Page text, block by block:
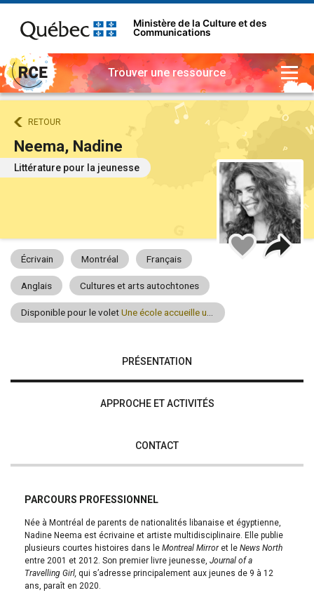
Ministère de la Culture et des
Communications
Trouver une ressource
RETOUR
Neema, Nadine
Littérature pour la jeunesse
Ajouter
Écrivain
Montréal Français
Anglais Cultures et arts autochtones
Disponible pour le voletUne école accueille un artiste
PRÉSENTATION
APPROCHE ET ACTIVITÉS
CONTACT
PARCOURS PROFESSIONNEL
Née à Montréal de parents de nationalités libanaise et égyptienne,
Nadine Neema est écrivaine et artiste multidisciplinaire. Elle publie
plusieurs courtes histoires dans le Montreal Mirroret le News North
entre 2001 et 2012. Son premier livre jeunesse, Journal of a
Travelling Girl, qui s’adresse principalement aux jeunes de 9 à 12
ans, paraît en 2020.